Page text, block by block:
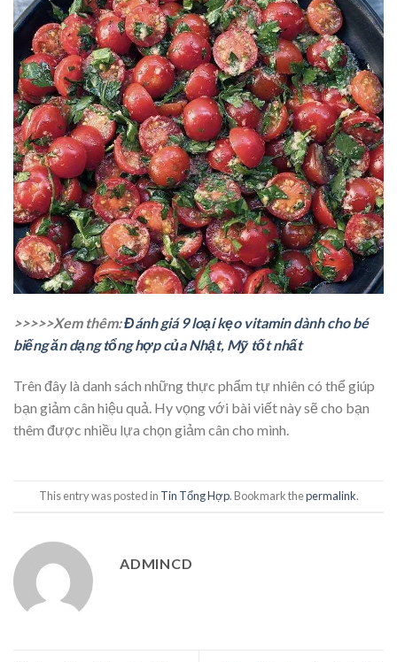
>>>>>Xem thêm:Đánh giá 9 loại kẹo vitamin dành cho bé
biếng ăn dạng tổng hợp của Nhật, Mỹ tốt nhất
Trên đây là danh sách những thực phẩm tự nhiên có thể giúp
bạn giảm cân hiệu quả. Hy vọng với bài viết này sẽ cho bạn
thêm được nhiều lựa chọn giảm cân cho mình.
This entry was posted in Tin Tổng Hợp. Bookmark thepermalink.
ADMINCD